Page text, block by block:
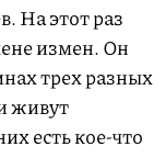
На этот раз
измен. Он
трех разных
живут
есть кое-что